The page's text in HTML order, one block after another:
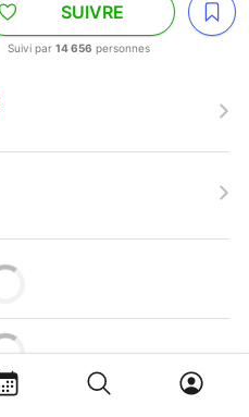
SUIVRE
Suivi par 14 656 personnes